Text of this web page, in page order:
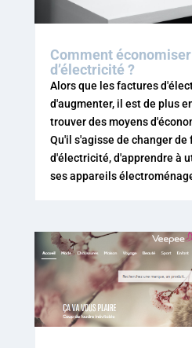
Comment
d’électricité ?
Alors que les factures
d'augmenter, il est de plus
trouver des moyens
Qu'il s'agisse de changer de
d'électricité, d'apprendre à
ses appareils